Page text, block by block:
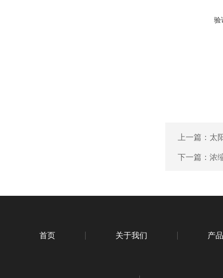
验
上一篇： 太
下一篇： 浓
首页 关于我们 产